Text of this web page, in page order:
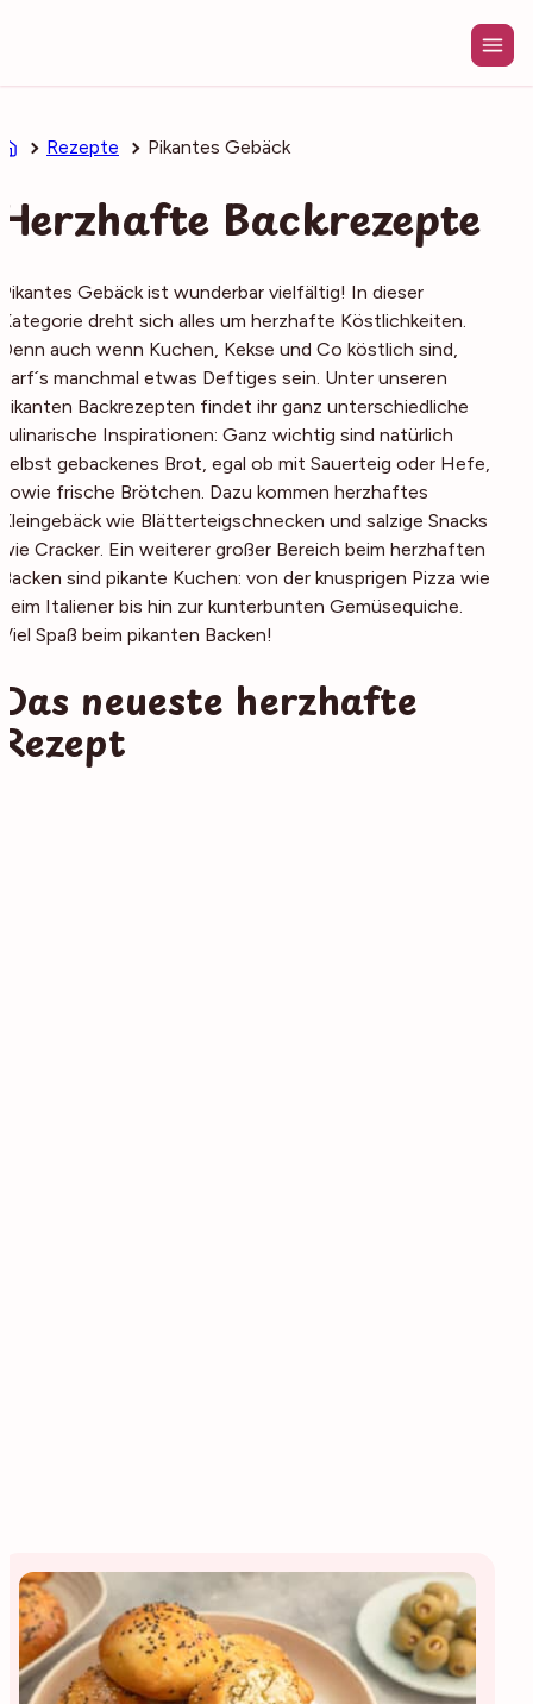
Rezepte Pikantes Gebäck
Herzhafte Backrezepte
Pikantes Gebäck ist wunderbar vielfältig! In dieser
Kategorie dreht sich alles um herzhafte Köstlichkeiten.
Denn auch wenn Kuchen, Kekse und Co köstlich sind,
darf´s manchmal etwas Deftiges sein. Unter unseren
pikanten Backrezepten findet ihr ganz unterschiedliche
kulinarische Inspirationen: Ganz wichtig sind natürlich
selbst gebackenes Brot, egal ob mit Sauerteig oder Hefe,
sowie frische Brötchen. Dazu kommen herzhaftes
Kleingebäck wie Blätterteigschnecken und salzige Snacks
wie Cracker. Ein weiterer großer Bereich beim herzhaften
Backen sind pikante Kuchen: von der knusprigen Pizza wie
beim Italiener bis hin zur kunterbunten Gemüsequiche.
Viel Spaß beim pikanten Backen!
Das neueste herzhafte
Rezept